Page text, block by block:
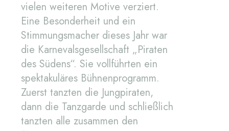
vielen weiteren Motive verziert.
Eine Besonderheit und ein
Stimmungsmacher dieses Jahr war
die Karnevalsgesellschaft „Piraten
des Südens“. Sie vollführten ein
spektakuläres Bühnenprogramm.
Zuerst tanzten die Jungpiraten,
dann die Tanzgarde und schließlich
tanzten alle zusammen den